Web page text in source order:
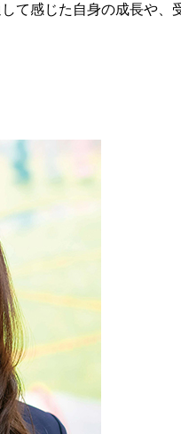
て感じた自身の成長や、